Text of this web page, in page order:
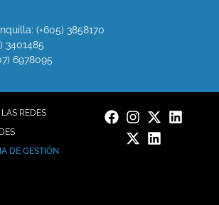
(+605) 3858170
3401485
6978095
REDES
DE GESTIÓN